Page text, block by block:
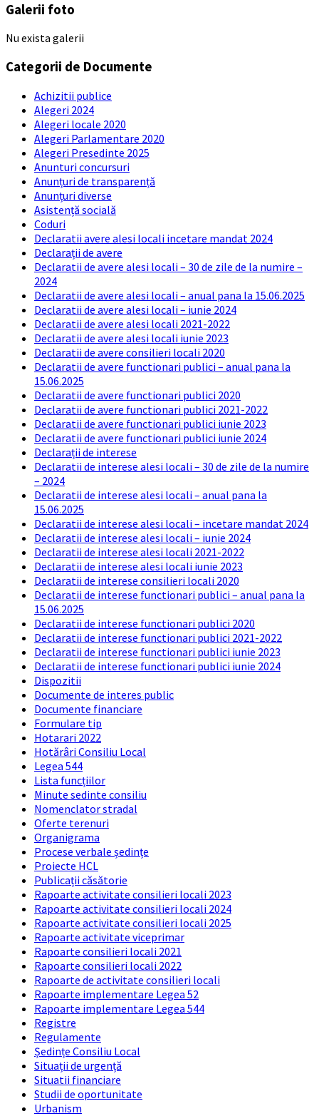
Galerii foto
Nu exista galerii
Categorii de Documente
Achizitii publice
Alegeri 2024
Alegeri locale 2020
Alegeri Parlamentare 2020
Alegeri Presedinte 2025
Anunturi concursuri
Anunțuri de transparență
Anunțuri diverse
Asistență socială
Coduri
Declaratii avere alesi locali incetare mandat 2024
Declarații de avere
Declaratii de avere alesi locali – 30 de zile de la numire –
2024
Declaratii de avere alesi locali – anual pana la 15.06.2025
Declaratii de avere alesi locali – iunie 2024
Declaratii de avere alesi locali 2021-2022
Declaratii de avere alesi locali iunie 2023
Declaratii de avere consilieri locali 2020
Declaratii de avere functionari publici – anual pana la
15.06.2025
Declaratii de avere functionari publici 2020
Declaratii de avere functionari publici 2021-2022
Declaratii de avere functionari publici iunie 2023
Declaratii de avere functionari publici iunie 2024
Declarații de interese
Declaratii de interese alesi locali – 30 de zile de la numire
– 2024
Declaratii de interese alesi locali – anual pana la
15.06.2025
Declaratii de interese alesi locali – incetare mandat 2024
Declaratii de interese alesi locali – iunie 2024
Declaratii de interese alesi locali 2021-2022
Declaratii de interese alesi locali iunie 2023
Declaratii de interese consilieri locali 2020
Declaratii de interese functionari publici – anual pana la
15.06.2025
Declaratii de interese functionari publici 2020
Declaratii de interese functionari publici 2021-2022
Declaratii de interese functionari publici iunie 2023
Declaratii de interese functionari publici iunie 2024
Dispozitii
Documente de interes public
Documente financiare
Formulare tip
Hotarari 2022
Hotărâri Consiliu Local
Legea 544
Lista funcțiilor
Minute sedinte consiliu
Nomenclator stradal
Oferte terenuri
Organigrama
Procese verbale ședințe
Proiecte HCL
Publicații căsătorie
Rapoarte activitate consilieri locali 2023
Rapoarte activitate consilieri locali 2024
Rapoarte activitate consilieri locali 2025
Rapoarte activitate viceprimar
Rapoarte consilieri locali 2021
Rapoarte consilieri locali 2022
Rapoarte de activitate consilieri locali
Rapoarte implementare Legea 52
Rapoarte implementare Legea 544
Registre
Regulamente
Ședințe Consiliu Local
Situații de urgență
Situatii financiare
Studii de oportunitate
Urbanism